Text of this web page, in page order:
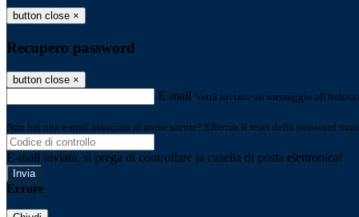
button close ×
Recupero password
button close ×
E-mail Verrà inviato un messaggio
Non hai una e-mail associata al nome utente? Effettua il reset della password
E-mail inviata, si prega di controllare la casella di posta elettronica!
Errore